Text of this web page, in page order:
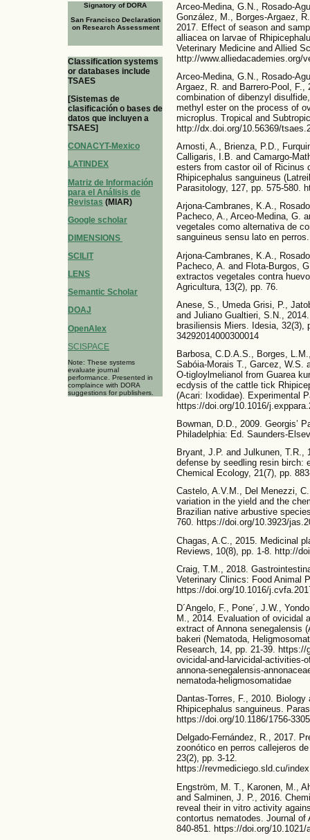
Signatory of DORA
San Francisco Declaration
on Research Assessment
Classification systems
or databases include
TSAES
[Sistemas de
clasificación o bases de
datos que incluyen a
TSAES]
CONACYT-Mexico
LATINDEX
Matriz de Información
para el Análisis de
Revistas (MIAR)
Google scholar
DIMENSIONS
SCILIT
LENS
Semantic Scholar
DOAJ
OpenAlex
SCISPACE
Note: These systems
evaluate journal
performance. Presented in
complaince with DORA
suggestions for publishers.
Arceo-Medina, G.N., Rosado-
González, M., Borges-Argaez,
2017. Effect of season and
alliacea on larvae of
Veterinary Medicine and Allied
http://www.alliedacademies.org/
Arceo-Medina, G.N., Rosado-
Argaez, R. and Barrero-Pool,
combination of dibenzyl
methyl ester on the process of
microplus. Tropical and
http://dx.doi.org/10.56369/
Arnosti, A., Brienza, P.D.,
Calligaris, I.B. and Camargo-
esters from castor oil of Ricinus
Rhipicephalus sanguineus
Parasitology, 127, pp. 575-580.
Arjona-Cambranes, K.A.,
Pacheco, A., Arceo-Medina, G.
vegetales como alternativa de
sanguineus sensu lato en
Arjona-Cambranes, K.A.,
Pacheco, A. and Flota-Burgos,
extractos vegetales contra
Agricultura, 13(2), pp. 76.
Anese, S., Umeda Grisi, P.,
and Juliano Gualtieri, S.N.,
brasiliensis Miers. Idesia, 32(3),
34292014000300014
Barbosa, C.D.A.S., Borges,
Sabóia-Morais T., Garcez, W.S.
O-tigloylmelianol from Guarea
ecdysis of the cattle tick
(Acari: Ixodidae). Experimental
https://doi.org/10.1016/
Bowman, D.D., 2009. Georgis’
Philadelphia: Ed. Saunders-
Bryant, J.P. and Julkunen, T.R.,
defense by seedling resin birch:
Chemical Ecology, 21(7), pp.
Castelo, A.V.M., Del Menezzi,
variation in the yield and the
Brazilian native arbustive
760. https://doi.org/10.3923/
Chagas, A.C., 2015. Medicinal
Reviews, 10(8), pp. 1-8. http://
Craig, T.M., 2018.
Veterinary Clinics: Food Animal
https://doi.org/10.1016/
D´Angelo, F., Pone´, J.W.,
M., 2014. Evaluation of ovicidal
extract of Annona senegalensis
bakeri (Nematoda,
Research, 14, pp. 21-39.
ovicidal-and-larvicidal-activities-
annona-senegalensis-
nematoda-heligmosomatidae
Dantas-Torres, F., 2010.
Rhipicephalus sanguineus.
https://doi.org/10.1186/1756-
Delgado-Fernández, R., 2017.
zoonótico en perros callejeros
23(2), pp. 3-12.
https://revmediciego.sld.cu/
Engström, M. T., Karonen, M.,
and Salminen, J. P., 2016.
reveal their in vitro activity
contortus nematodes. Journal of
840-851. https://doi.org/10.1021/